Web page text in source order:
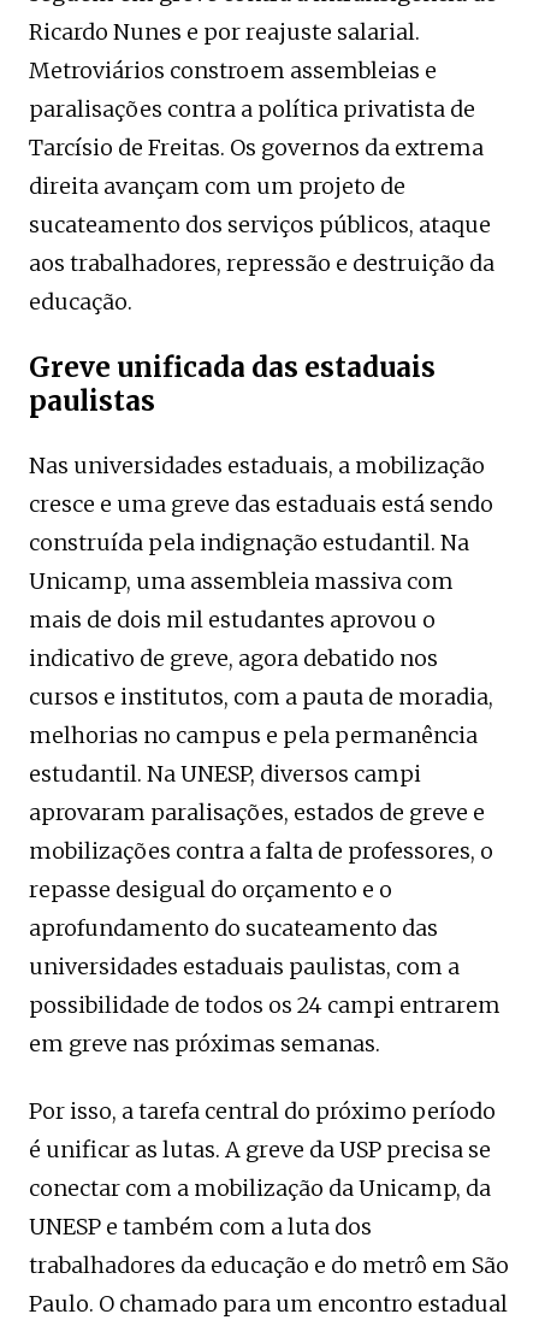
Ricardo Nunes e por reajuste salarial.
Metroviários constroem assembleias e
paralisações contra a política privatista de
Tarcísio de Freitas. Os governos da extrema
direita avançam com um projeto de
sucateamento dos serviços públicos, ataque
aos trabalhadores, repressão e destruição da
educação.
Greve unificada das estaduais
paulistas
Nas universidades estaduais, a mobilização
cresce e uma greve das estaduais está sendo
construída pela indignação estudantil. Na
Unicamp, uma assembleia massiva com
mais de dois mil estudantes aprovou o
indicativo de greve, agora debatido nos
cursos e institutos, com a pauta de moradia,
melhorias no campus e pela permanência
estudantil. Na UNESP, diversos campi
aprovaram paralisações, estados de greve e
mobilizações contra a falta de professores, o
repasse desigual do orçamento e o
aprofundamento do sucateamento das
universidades estaduais paulistas, com a
possibilidade de todos os 24 campi entrarem
em greve nas próximas semanas.
Por isso, a tarefa central do próximo período
é unificar as lutas. A greve da USP precisa se
conectar com a mobilização da Unicamp, da
UNESP e também com a luta dos
trabalhadores da educação e do metrô em São
Paulo. O chamado para um encontro estadual